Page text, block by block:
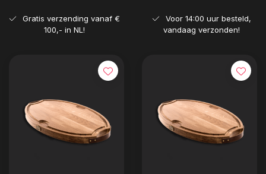
Gratis verzending vanaf €
100,- in NL!
Voor 14:00 uur besteld,
vandaag verzonden!